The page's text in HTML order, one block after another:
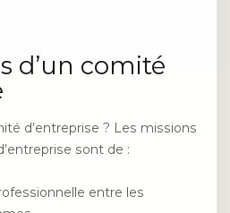
d’un comité
d’entreprise ? Les missions
sont de :
entre les